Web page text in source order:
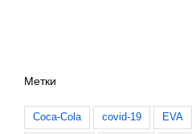
Метки
Coca-Cola covid-19 EVA